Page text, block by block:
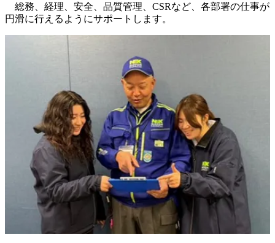
総務、経理、安全、品質管理、CSRなど、各部署の仕事が
円滑に行えるようにサポートします。